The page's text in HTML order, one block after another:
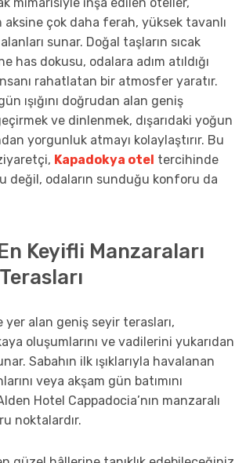
aksine çok daha ferah, yüksek tavanlı
sunar. Doğal taşların sıcak
has dokusu, odalara adım atıldığı
rahatlatan bir atmosfer yaratır.
ışığını doğrudan alan geniş
ve dinlenmek, dışarıdaki yoğun
yorgunluk atmayı kolaylaştırır. Bu
Kapadokya otel tercihinde
değil, odaların sunduğu konforu da
Keyifli Manzaraları
yer alan geniş seyir terasları,
oluşumlarını ve vadilerini yukarıdan
Sabahın ilk ışıklarıyla havalanan
veya akşam gün batımını
Hotel Cappadocia’nın manzaralı
noktalardır.